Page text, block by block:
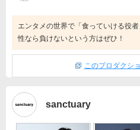
エンタメの世界で「食っていける役
性なら負けないという方はぜひ！
このプロダクシ
sanctuary